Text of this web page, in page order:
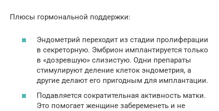
Плюсы гормональной поддержки:
Эндометрий переходит из стадии пролиферации
в секреторную. Эмбрион имплантируется только
в «дозревшую» слизистую. Одни препараты
стимулируют деление клеток эндометрия, а
другие делают его пригодным для имплантации.
Подавляется сократительная активность матки.
Это помогает женщине забеременеть и не